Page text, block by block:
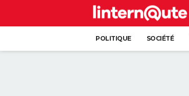
POLITIQUE SOCIÉTÉ